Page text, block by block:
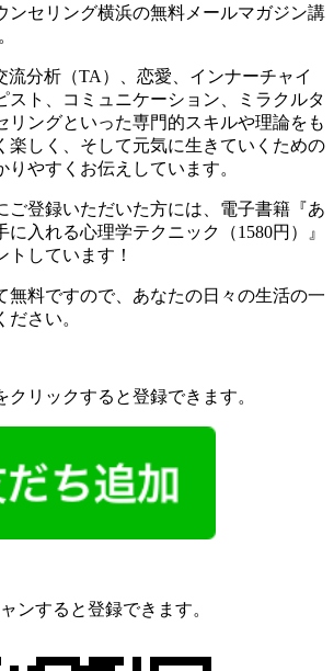
ンセリング横浜の無料メールマガジン講
流分析（TA）、恋愛、インナーチャイ
スト、コミュニケーション、ミラクルタ
リングといった専門的スキルや理論をも
楽しく、そして元気に生きていくための
やすくお伝えしています。
ご登録いただいた方には、電子書籍『あ
に入れる心理学テクニック（1580円）』
トしています！
無料ですので、あなたの日々の生活の一
さい。
リックすると登録できます。
ンすると登録できます。